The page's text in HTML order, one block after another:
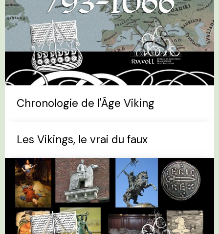
Chronologie de l'Âge Viking
Les Vikings, le vrai du faux